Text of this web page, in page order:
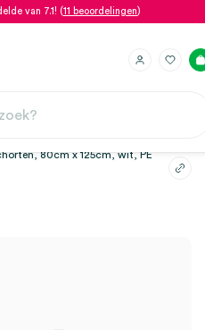
van 7.1! (11 beoordelingen)
80cm x 125cm, wit, PE